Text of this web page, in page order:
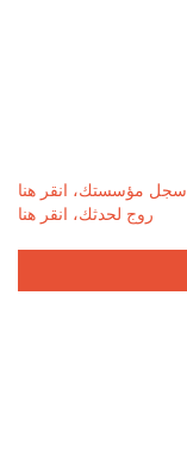
سجل مؤسستك، انقر هنا
روج لحدثك، انقر هنا